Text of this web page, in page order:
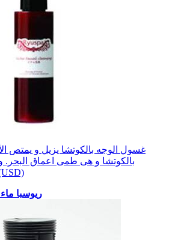
غسول الوجه بالكوتشا يزيل و يمتص
بالكوتشا و هى طمى اعماق البحر.
ريوسبا ماء